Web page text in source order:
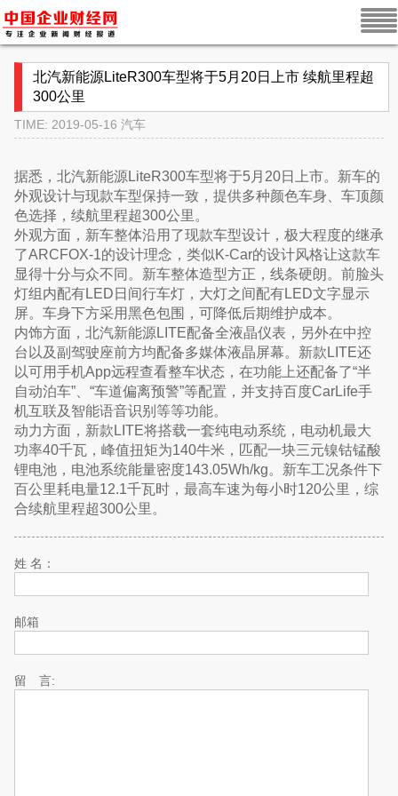
北汽新能源LiteR300车型将于5月20日上市 续航里程超
300公里
TIME: 2019-05-16 汽车
据悉，北汽新能源LiteR300车型将于5月20日上市。新车的
外观设计与现款车型保持一致，提供多种颜色车身、车顶颜
色选择，续航里程超300公里。
外观方面，新车整体沿用了现款车型设计，极大程度的继承
了ARCFOX-1的设计理念，类似K-Car的设计风格让这款车
显得十分与众不同。新车整体造型方正，线条硬朗。前脸头
灯组内配有LED日间行车灯，大灯之间配有LED文字显示
屏。车身下方采用黑色包围，可降低后期维护成本。
内饰方面，北汽新能源LITE配备全液晶仪表，另外在中控
台以及副驾驶座前方均配备多媒体液晶屏幕。新款LITE还
以可用手机App远程查看整车状态，在功能上还配备了“半
自动泊车”、“车道偏离预警”等配置，并支持百度CarLife手
机互联及智能语音识别等等功能。
动力方面，新款LITE将搭载一套纯电动系统，电动机最大
功率40千瓦，峰值扭矩为140牛米，匹配一块三元镍钴锰酸
锂电池，电池系统能量密度143.05Wh/kg。新车工况条件下
百公里耗电量12.1千瓦时，最高车速为每小时120公里，综
合续航里程超300公里。
姓 名：
邮箱
留 言: